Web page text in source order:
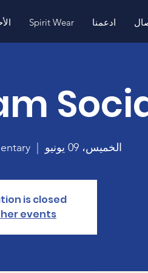
Spirit Wear ادعمنا
الخميس، 09 يونيو
  |
is closed
events